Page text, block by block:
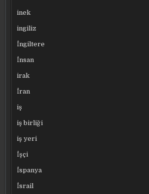
inek
ingiliz
İngiltere
İnsan
irak
İran
iş
iş birliği
iş yeri
İşçi
İspanya
İsrail